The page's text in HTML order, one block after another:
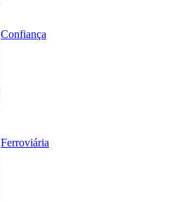
Confiança
Ferroviária